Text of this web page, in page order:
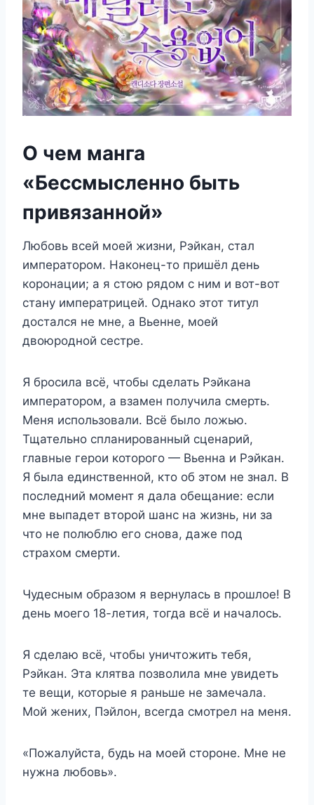
О чем манга
«Бессмысленно быть
привязанной»
Любовь всей моей жизни, Рэйкан, стал
императором. Наконец-то пришёл день
коронации; а я стою рядом с ним и вот-вот
стану императрицей. Однако этот титул
достался не мне, а Вьенне, моей
двоюродной сестре.
Я бросила всё, чтобы сделать Рэйкана
императором, а взамен получила смерть.
Меня использовали. Всё было ложью.
Тщательно спланированный сценарий,
главные герои которого — Вьенна и Рэйкан.
Я была единственной, кто об этом не знал. В
последний момент я дала обещание: если
мне выпадет второй шанс на жизнь, ни за
что не полюблю его снова, даже под
страхом смерти.
Чудесным образом я вернулась в прошлое! В
день моего 18-летия, тогда всё и началось.
Я сделаю всё, чтобы уничтожить тебя,
Рэйкан. Эта клятва позволила мне увидеть
те вещи, которые я раньше не замечала.
Мой жених, Пэйлон, всегда смотрел на меня.
«Пожалуйста, будь на моей стороне. Мне не
нужна любовь».